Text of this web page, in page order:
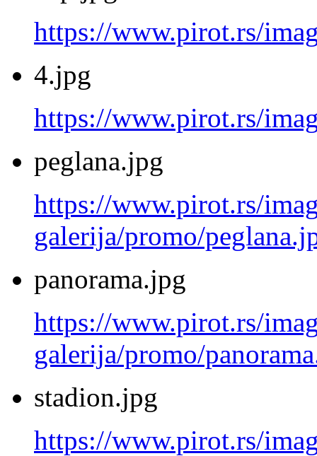
https://www.pirot.rs/
4.jpg
https://www.pirot.rs/
peglana.jpg
https://www.pirot.rs/
galerija/promo/
panorama.jpg
https://www.pirot.rs/
galerija/promo/
stadion.jpg
https://www.pirot.rs/